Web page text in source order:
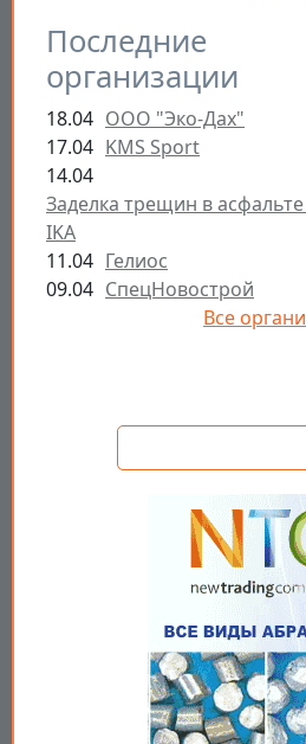
Последние
организации
18.04 ООО "Эко-Дах"
17.04 KMS Sport
14.04
Заделка трещин в
IKA
11.04 Гелиос
09.04 СпецНовострой
Все